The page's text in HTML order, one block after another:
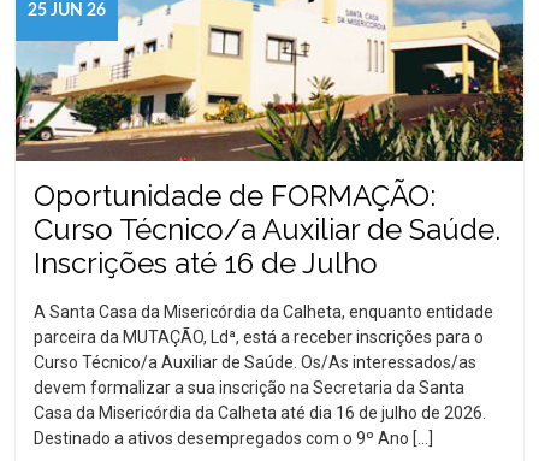
25 JUN 26
Oportunidade de FORMAÇÃO:
Curso Técnico/a Auxiliar de Saúde.
Inscrições até 16 de Julho
A Santa Casa da Misericórdia da Calheta, enquanto entidade
parceira da MUTAÇÃO, Ldª, está a receber inscrições para o
Curso Técnico/a Auxiliar de Saúde. Os/As interessados/as
devem formalizar a sua inscrição na Secretaria da Santa
Casa da Misericórdia da Calheta até dia 16 de julho de 2026.
Destinado a ativos desempregados com o 9º Ano […]